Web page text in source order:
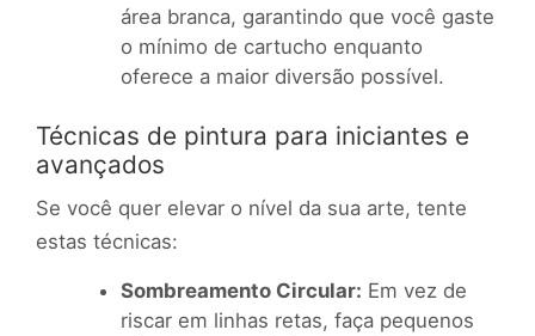
área branca, garantindo que você gaste
o mínimo de cartucho enquanto
oferece a maior diversão possível.
Técnicas de pintura para iniciantes e
avançados
Se você quer elevar o nível da sua arte, tente
estas técnicas:
Sombreamento Circular: Em vez de
riscar em linhas retas, faça pequenos